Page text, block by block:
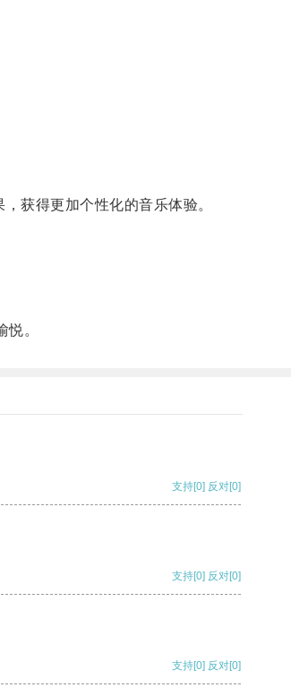
获得更加个性化的音乐体验。
。
支持[0] 反对[0]
支持[0] 反对[0]
支持[0] 反对[0]